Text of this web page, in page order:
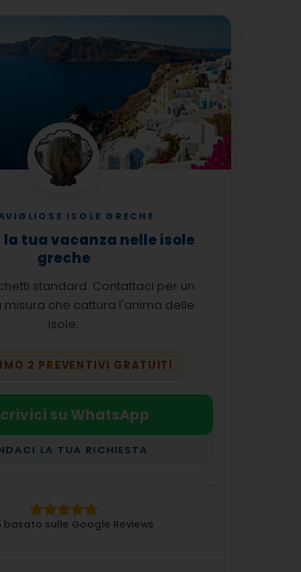
ISOLE GRECHE
tua vacanza nelle isole
greche
standard. Contattaci per un
misura che cattura l'anima delle
isole.
2 PREVENTIVI GRATUITI
su WhatsApp
LA TUA RICHIESTA
basato sulle Google Reviews